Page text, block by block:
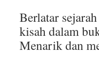
Berlatar
kisah dalam
Menarik dan